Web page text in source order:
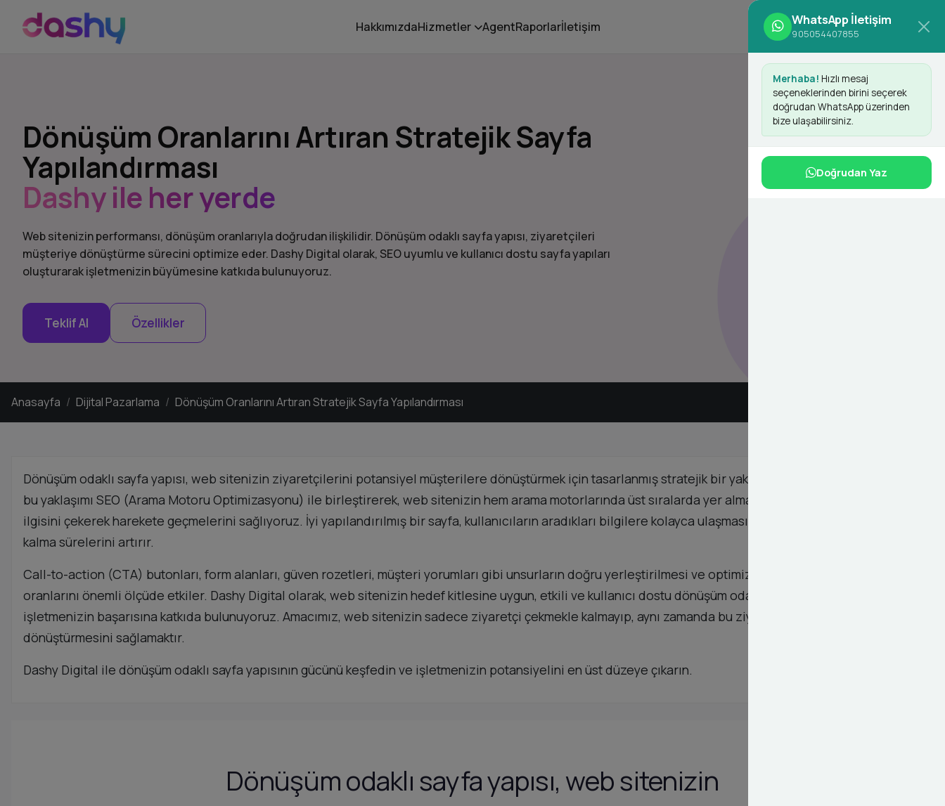
HakkımızdaHizmetler AgentRaporlarİletişim Giriş Yap Kayıt Ol
Dönüşüm Oranlarını Artıran Stratejik Sayfa
Yapılandırması
Dashy ile her yerde
Web sitenizin performansı, dönüşüm oranlarıyla doğrudan ilişkilidir. Dönüşüm odaklı sayfa yapısı, ziyaretçileri
müşteriye dönüştürme sürecini optimize eder. Dashy Digital olarak, SEO uyumlu ve kullanıcı dostu sayfa yapıları
oluşturarak işletmenizin büyümesine katkıda bulunuyoruz.
Teklif Al Özellikler d
Anasayfa Dijital Pazarlama Dönüşüm Oranlarını Artıran Stratejik Sayfa Yapılandırması
Dönüşüm odaklı sayfa yapısı, web sitenizin ziyaretçilerini potansiyel müşterilere dönüştürmek için tasarlanmış stratejik bir yaklaşımdır. Dashy Digital olarak,
bu yaklaşımı SEO (Arama Motoru Optimizasyonu) ile birleştirerek, web sitenizin hem arama motorlarında üst sıralarda yer almasını hem de ziyaretçilerin
ilgisini çekerek harekete geçmelerini sağlıyoruz. İyi yapılandırılmış bir sayfa, kullanıcıların aradıkları bilgilere kolayca ulaşmasını sağlar ve bu da sitede
kalma sürelerini artırır.
Call-to-action (CTA) butonları, form alanları, güven rozetleri, müşteri yorumları gibi unsurların doğru yerleştirilmesi ve optimize edilmesi, dönüşüm
oranlarını önemli ölçüde etkiler. Dashy Digital olarak, web sitenizin hedef kitlesine uygun, etkili ve kullanıcı dostu dönüşüm odaklı sayfa yapıları oluşturarak
işletmenizin başarısına katkıda bulunuyoruz. Amacımız, web sitenizin sadece ziyaretçi çekmekle kalmayıp, aynı zamanda bu ziyaretçileri müşteriye
dönüştürmesini sağlamaktır.
Dashy Digital ile dönüşüm odaklı sayfa yapısının gücünü keşfedin ve işletmenizin potansiyelini en üst düzeye çıkarın.
Dönüşüm odaklı sayfa yapısı, web sitenizin
WhatsApp İletişim
905054407855
Merhaba! Hızlı mesaj
seçeneklerinden birini seçerek
doğrudan WhatsApp üzerinden
bize ulaşabilirsiniz.
Doğrudan Yaz